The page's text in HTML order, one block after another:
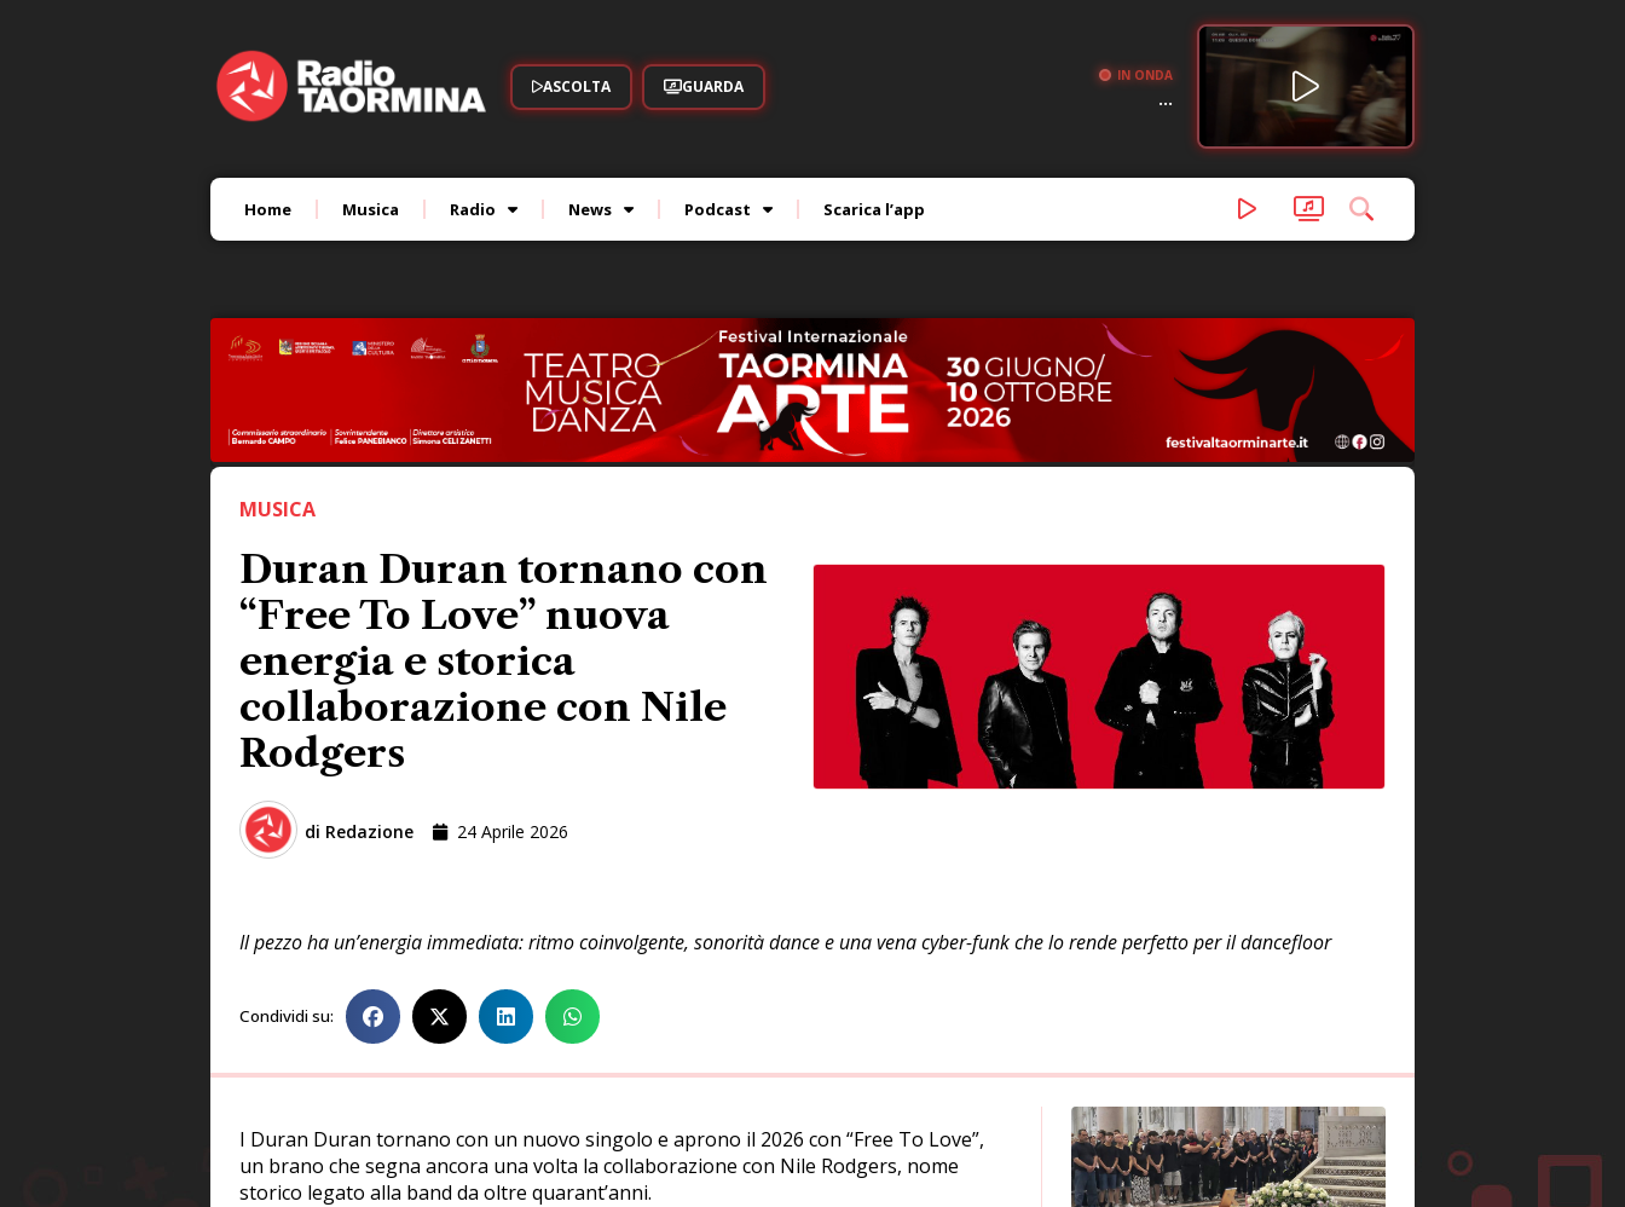
ASCOLTA GUARDA
IN ONDA
...
Home Musica Radio News Podcast Scarica l’app
MUSICA
Duran Duran tornano con
“Free To Love” nuova
energia e storica
collaborazione con Nile
Rodgers
di Redazione 24 Aprile 2026
Il pezzo ha un’energia immediata: ritmo coinvolgente, sonorità dance e una vena cyber-funk che lo rende perfetto per il dancefloor
Condividi su:
I Duran Duran tornano con un nuovo singolo e aprono il 2026 con “Free To Love”,
un brano che segna ancora una volta la collaborazione con Nile Rodgers, nome
storico legato alla band da oltre quarant’anni.